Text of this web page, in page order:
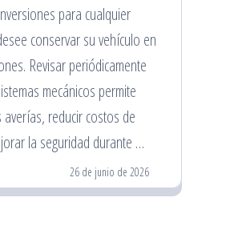
para cualquier
conservar su vehículo en
Revisar periódicamente
mecánicos permite
reducir costos de
la seguridad durante …
26 de junio de 2026